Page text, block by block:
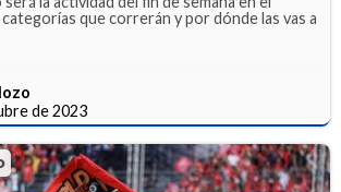
que correrán y por dónde las vas a
de 2023